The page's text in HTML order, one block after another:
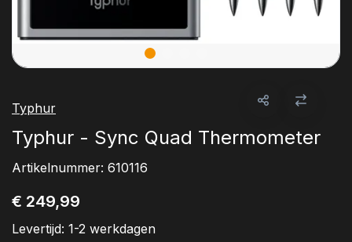
Typhur
Typhur - Sync Quad Thermometer
Artikelnummer: 610116
€ 249,99
Levertijd: 1-2 werkdagen